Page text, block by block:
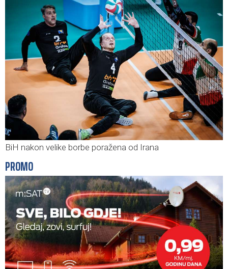
BiH nakon velike borbe poražena od Irana
PROMO